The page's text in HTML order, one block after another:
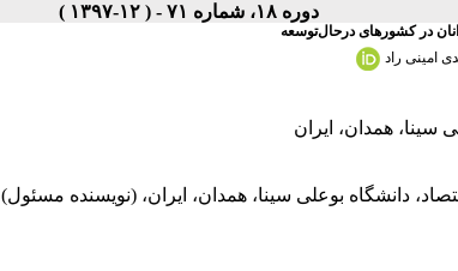
دوره ۱۸، شماره ۷۱ - ( ۱۲-۱۳۹۷ )
در کشورهای درحال‌توسعه
امینی راد
سینا، همدان، ایران
دانشگاه بوعلی سینا، همدان، ایران، (نویسنده مسئول)